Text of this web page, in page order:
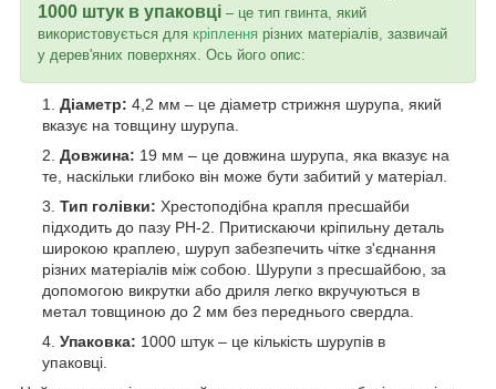
1000 штук в упаковці – це тип гвинта, який
використовується для кріплення різних матеріалів, зазвичай
у дерев'яних поверхнях. Ось його опис:
Діаметр: 4,2 мм – це діаметр стрижня шурупа, який
вказує на товщину шурупа.
Довжина: 19 мм – це довжина шурупа, яка вказує на
те, наскільки глибоко він може бути забитий у матеріал.
Тип голівки: Хрестоподібна крапля пресшайби
підходить до пазу РН-2. Притискаючи кріпильну деталь
широкою краплею, шуруп забезпечить чітке з'єднання
різних матеріалів між собою. Шурупи з пресшайбою, за
допомогою викрутки або дриля легко вкручуються в
метал товщиною до 2 мм без переднього свердла.
Упаковка: 1000 штук – це кількість шурупів в
упаковці.